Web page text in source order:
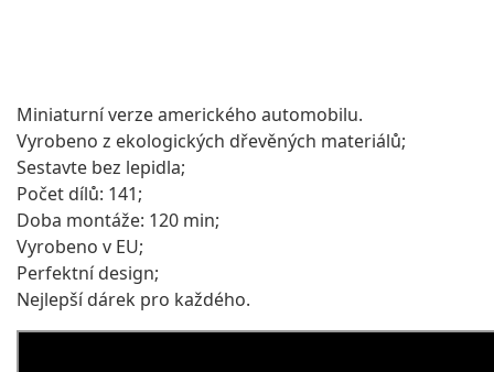
Miniaturní verze amerického automobilu.
Vyrobeno z ekologických dřevěných materiálů;
Sestavte bez lepidla;
Počet dílů: 141;
Doba montáže: 120 min;
Vyrobeno v EU;
Perfektní design;
Nejlepší dárek pro každého.